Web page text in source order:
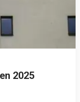
2025